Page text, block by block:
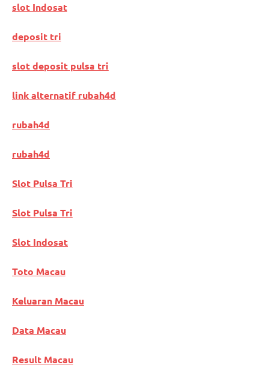
slot Indosat
deposit tri
slot deposit pulsa tri
link alternatif rubah4d
rubah4d
rubah4d
Slot Pulsa Tri
Slot Pulsa Tri
Slot Indosat
Toto Macau
Keluaran Macau
Data Macau
Result Macau